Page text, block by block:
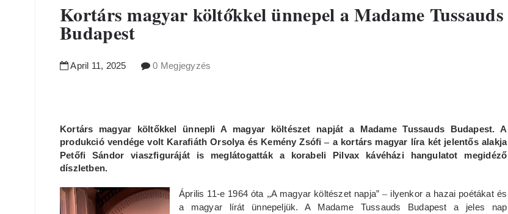
Kortárs magyar költőkkel ünnepel a Madame Tussauds
Budapest
April 11, 2025 0 Megjegyzés
Kortárs magyar költőkkel ünnepli A magyar költészet napját a Madame Tussauds Budapest. A
produkció vendége volt Karafiáth Orsolya és Kemény Zsófi– a kortárs magyar líra két jelentős alakja
Petőfi Sándor viaszfiguráját is meglátogatták a korabeli Pilvax kávéházi hangulatot megidéző
díszletben.
Április 11-e 1964 óta „A magyar költészet napja”– ilyenkor a hazai poétákat és
a magyar lírát ünnepeljük. A Madame Tussauds Budapest a jeles nap